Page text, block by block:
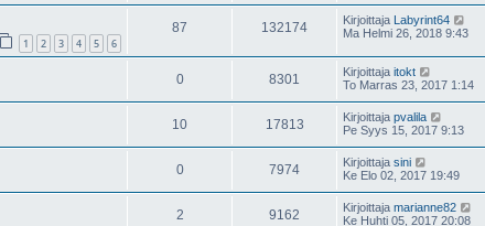
1 2 3 4 5 6
87 132174 Kirjoittaja Labyrint64
Ma Helmi 26, 2018 9:43
0 8301 Kirjoittaja itokt
To Marras 23, 2017 1:14
10 17813 Kirjoittaja pvalila
Pe Syys 15, 2017 9:13
0 7974 Kirjoittaja sini
Ke Elo 02, 2017 19:49
2 9162 Kirjoittaja marianne82
Ke Huhti 05, 2017 20:08